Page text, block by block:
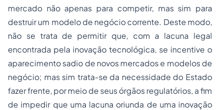
mercado não apenas para competir, mas sim para
destruir um modelo de negócio corrente. Deste modo,
não se trata de permitir que, com a lacuna legal
encontrada pela inovação tecnológica, se incentive o
aparecimento sadio de novos mercados e modelos de
negócio; mas sim trata-se da necessidade do Estado
fazer frente, por meio de seus órgãos regulatórios, a fim
de impedir que uma lacuna oriunda de uma inovação